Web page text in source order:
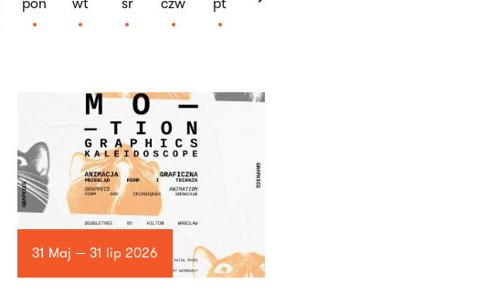
pon
wt
śr
czw
pt
31 Maj — 31 lip 2026